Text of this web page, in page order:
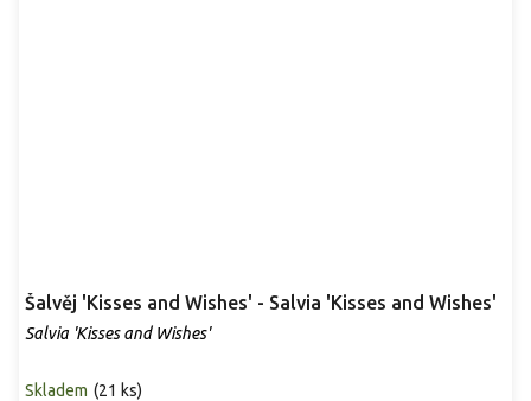
Šalvěj 'Kisses and Wishes' - Salvia 'Kisses and Wishes'
Salvia 'Kisses and Wishes'
Skladem (21 ks)